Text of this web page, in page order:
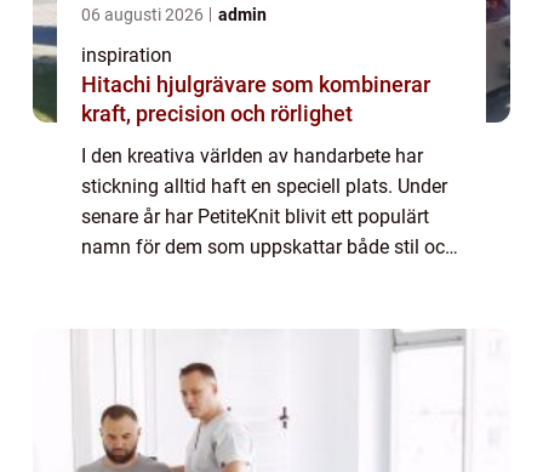
06 augusti 2026 admin
inspiration
Hitachi hjulgrävare som kombinerar
kraft, precision och rörlighet
I den kreativa världen av handarbete har
stickning alltid haft en speciell plats. Under
senare år har PetiteKnit blivit ett populärt
namn för dem som uppskattar både stil och